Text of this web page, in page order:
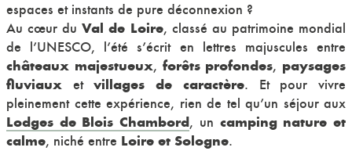
espaces et instants de pure déconnexion ?
Au cœur duVal de Loire, classé au patrimoine mondial
de l’UNESCO, l’été s’écrit en lettres majuscules entre
châteaux majestueux, forêts profondes, paysages
fluviaux etvillages de caractère. Et pour vivre
pleinement cette expérience, rien de tel qu’un séjour aux
Lodges de Blois Chambord, un camping nature et
calme, niché entre Loire et Sologne.